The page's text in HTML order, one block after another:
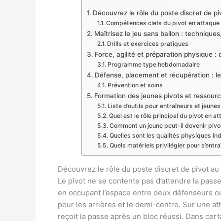
Découvrez le rôle du poste discret de
Compétences clefs du pivot en attaque
Maîtrisez le jeu sans ballon :
Drills et exercices pratiques
Force, agilité et préparation physique
Programme type hebdomadaire
Défense, placement et récupération :
Prévention et soins
Formation des jeunes pivots et
Liste d’outils pour entraîneurs et jeunes
Quel est le rôle principal du pivot en
Comment un jeune peut-il devenir
Quelles sont les qualités physiques
Quels matériels privilégier pour
Découvrez le rôle du poste discret de pivot
Le pivot ne se contente pas d’attendre la
en occupant l’espace entre deux défenseurs
pour les arrières et le demi-centre. Sur une
reçoit la passe après un bloc réussi. Dans